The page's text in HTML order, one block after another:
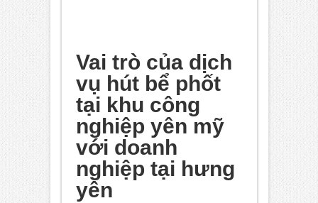
Vai trò của dịch
vụ hút bể phốt
tại khu công
nghiệp yên mỹ
với doanh
nghiệp tại hưng
yên